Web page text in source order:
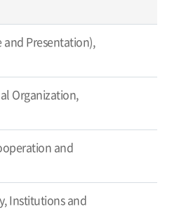
and Presentation),
Organization,
and
Institutions and